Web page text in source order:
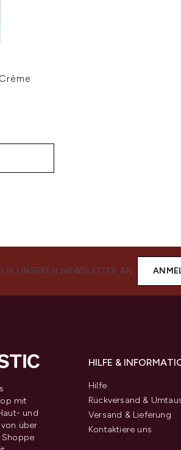
UNSEREN NEWSLETTER AN
mit
und
über
HILFE &
Hilfe
Rückversand &
Versand & Lieferung
Kontaktiere uns